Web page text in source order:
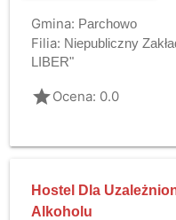
Gmina: Parchowo
Filia: Niepubliczny
LIBER"
gradeOcena: 0.0
Hostel Dla
Alkoholu